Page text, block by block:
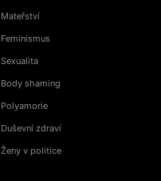
Mateřství
Feminismus
Sexualita
Body shaming
Polyamorie
Duševní zdraví
Ženy v politice